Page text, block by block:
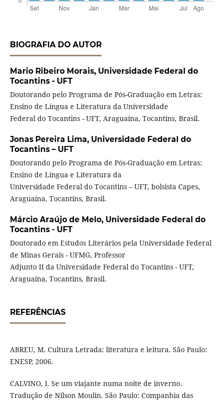
BIOGRAFIA DO AUTOR
Mario Ribeiro Morais, Universidade Federal do
Tocantins - UFT
Doutorando pelo Programa de Pós-Graduação em Letras:
Ensino de Língua e Literatura da Universidade
Federal do Tocantins - UFT, Araguaína, Tocantins, Brasil.
Jonas Pereira Lima, Universidade Federal do
Tocantins – UFT
Doutorando pelo Programa de Pós-Graduação em Letras:
Ensino de Língua e Literatura da
Universidade Federal do Tocantins – UFT, bolsista Capes,
Araguaína, Tocantins, Brasil.
Márcio Araújo de Melo, Universidade Federal do
Tocantins - UFT
Doutorado em Estudos Literários pela Universidade Federal
de Minas Gerais - UFMG, Professor
Adjunto II da Universidade Federal do Tocantins - UFT,
Araguaína, Tocantins, Brasil.
REFERÊNCIAS
ABREU, M. Cultura Letrada: literatura e leitura. São Paulo:
ENESP, 2006.
CALVINO, I. Se um viajante numa noite de inverno.
Tradução de Nilson Moulin. São Paulo: Companhia das